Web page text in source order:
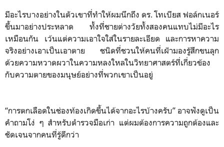
มีอะไรบางอย่างในตัวเขาที่ทำให้ผมนึกถึง ดร. โทเบียส ฟอล์กเนอร์
ขึ้นมาอย่างประหลาด ทั้งที่ชายต่างวัยทั้งสองคนแทบไม่มีอะไร
เหมือนกัน เว้นแต่ความเอาใจใส่ในรายละเอียด และการหาความ
จริงอย่างเอาเป็นเอาตาย ชนิดที่ชวนให้คนที่เฝ้ามองรู้สึกขนลุก
ด้วยความหวาดผวาในความหลงใหลในวิทยาศาสตร์ที่เกี่ยวข้อง
กับความตายของมนุษย์อย่างที่พวกเขาเป็นอยู่
“การตกเลือดในช่องท้องเกิดขึ้นได้จากอะไรบ้างครับ” อาจฟังดูเป็น
คำถามโง่ ๆ สำหรับตำรวจมือเก่า แต่ผมต้องการความถูกต้องและ
ชัดเจนจากคนที่รู้ดีกว่า